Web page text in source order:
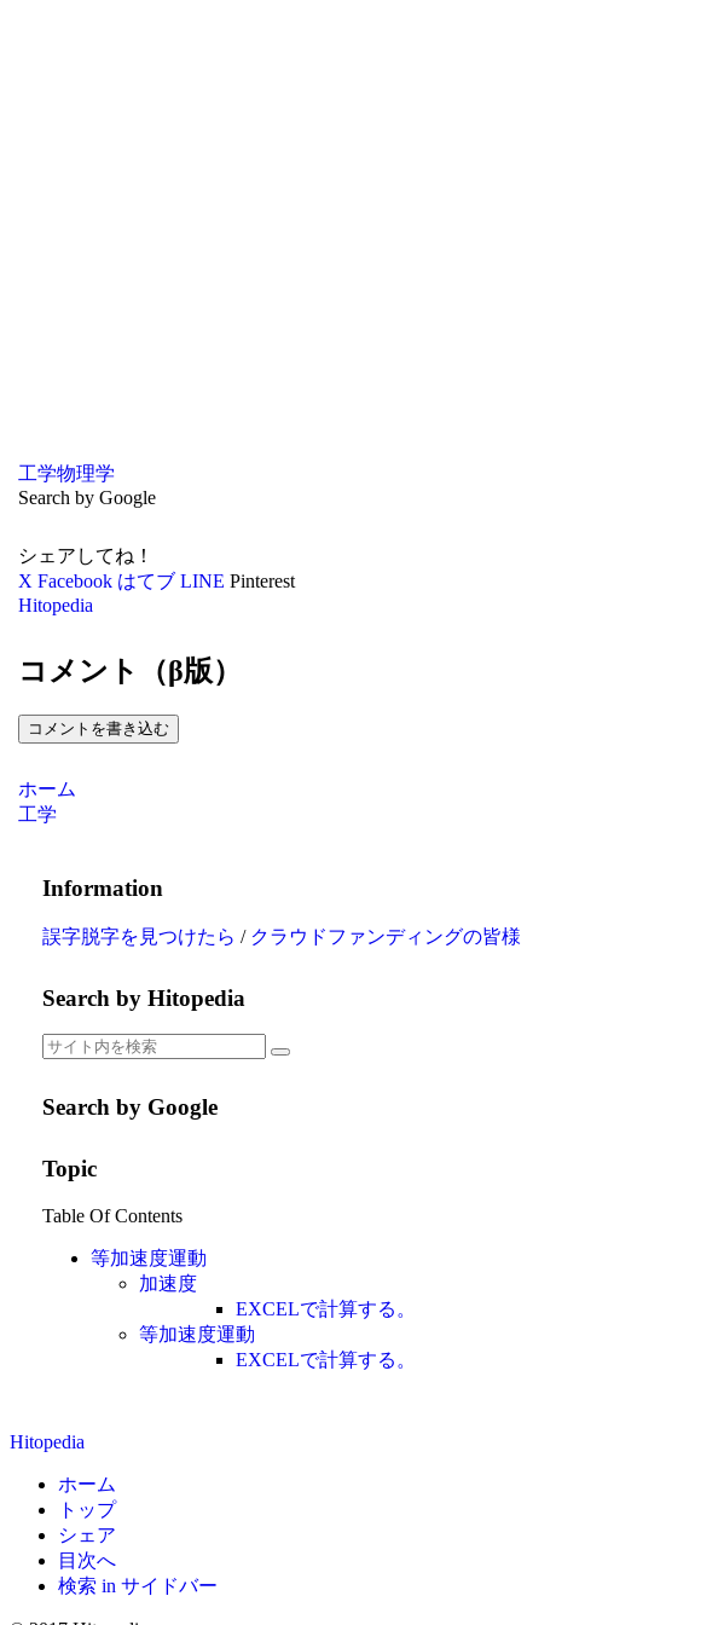
工学物理学
Search by Google
シェアしてね！
X Facebook はてブ LINE Pinterest
Hitopedia
コメント（β版）
コメントを書き込む
ホーム
工学
Information
誤字脱字を見つけたら / クラウドファンディングの皆様
Search by Hitopedia
Search by Google
Topic
Table Of Contents
等加速度運動
加速度
EXCELで計算する。
等加速度運動
EXCELで計算する。
Hitopedia
ホーム
トップ
シェア
目次へ
検索 in サイドバー